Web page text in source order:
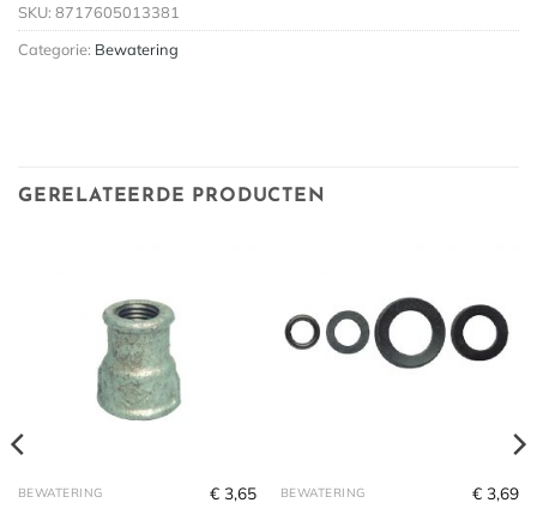
SKU: 8717605013381
Categorie: Bewatering
GERELATEERDE PRODUCTEN
BEWATERING € 3,65 BEWATERING € 3,69